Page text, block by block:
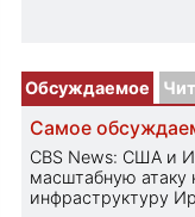
Обсуждаемое
Самое
CBS News: США и
масштабную атаку
инфраструктуру